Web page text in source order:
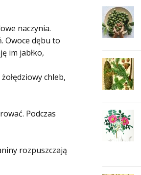
naczynia.
Owoce dębu to
im jabłko,
chleb,
Podczas
rozpuszczają